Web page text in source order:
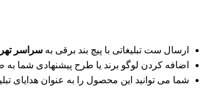
ارسال ست تبلیغاتی با پیچ بند برقی به سراسر
اضافه کردن لوگو برند یا طرح پیشنهادی شما
شما می توانید این محصول را به عنوان هدایای